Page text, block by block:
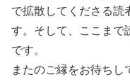
で拡散してくださる読
す。そして、ここまで
です。
またのご縁をお待ちし